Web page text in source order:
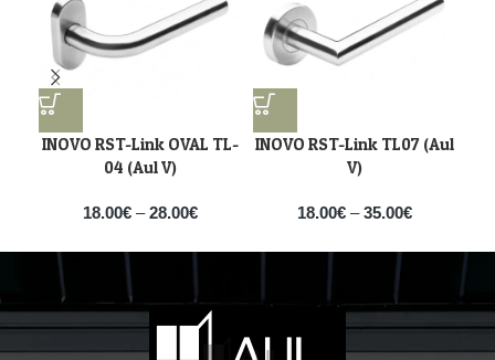
INOVO RST-Link OVAL TL-
04 (Aul V)
18.00€ – 28.00€
INOVO RST-Link TL07 (Aul
V)
18.00€ – 35.00€